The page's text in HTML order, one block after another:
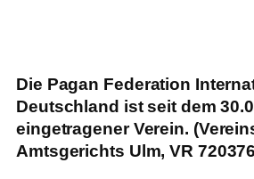
Die Pagan Federation
Deutschland ist seit dem
eingetragener Verein.
Amtsgerichts Ulm, VR